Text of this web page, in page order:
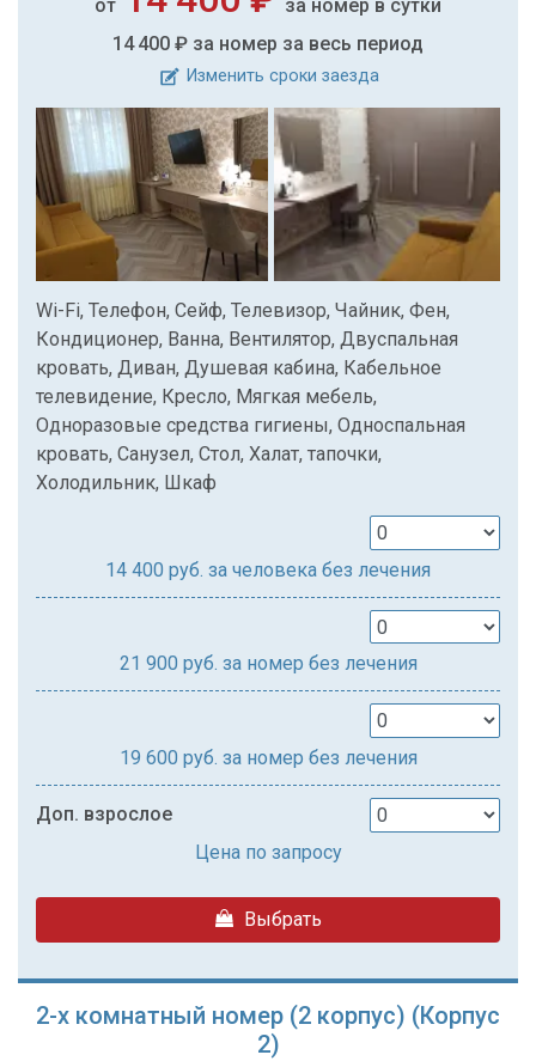
от
за номер в сутки
14 400 ₽ за номер за весь период
Изменить сроки заезда
Wi-Fi, Телефон, Сейф, Телевизор, Чайник, Фен,
Кондиционер, Ванна, Вентилятор, Двуспальная
кровать, Диван, Душевая кабина, Кабельное
телевидение, Кресло, Мягкая мебель,
Одноразовые средства гигиены, Односпальная
кровать, Санузел, Стол, Халат, тапочки,
Холодильник, Шкаф
14 400 руб. за человека без лечения
21 900 руб. за номер без лечения
19 600 руб. за номер без лечения
Доп. взрослое
Цена по запросу
Выбрать
2-х комнатный номер (2 корпус) (Корпус
2)